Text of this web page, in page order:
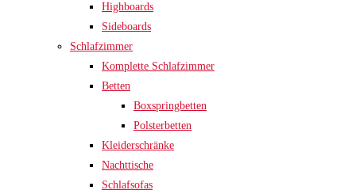
Highboards
Sideboards
Schlafzimmer
Komplette Schlafzimmer
Betten
Boxspringbetten
Polsterbetten
Kleiderschränke
Nachttische
Schlafsofas